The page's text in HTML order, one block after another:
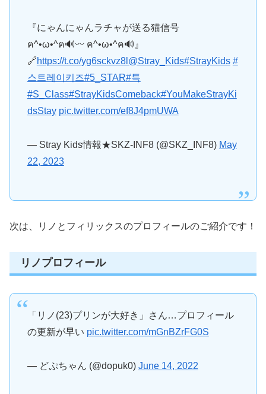
『にゃんにゃんラチャが送る猫信号
ฅ^•ω•^ฅ🔊〰️ ฅ^•ω•^ฅ🔊』
🔗https://t.co/yg6sckvz8l @Stray_Kids#StrayKids #
스트레이키즈#5_STAR#특
#S_Class#StrayKidsComeback#YouMakeStrayKi
dsStay pic.twitter.com/ef8J4pmUWA
— Stray Kids情報★SKZ-INF8 (@SKZ_INF8) May
22, 2023
次は、リノとフィリックスのプロフィールのご紹介です！
リノプロフィール
「リノ(23)プリンが大好き」さん…プロフィール
の更新が早い pic.twitter.com/mGnBZrFG0S
— どぷちゃん (@dopuk0) June 14, 2022